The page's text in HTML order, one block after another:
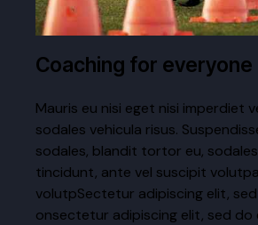
Coaching for everyone
Mauris eu nisi eget nisi imperdiet
sodales vehicula risus.
sodales, blandit tortor eu,
tincidunt, ante vel suscipit
volutpSectetur adipiscing elit,
onsectetur adipiscing elit, sed do